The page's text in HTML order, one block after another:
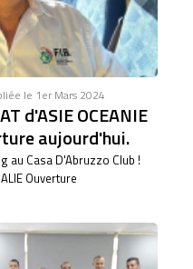
le 1er Mars 2024
d'ASIE OCEANIE
aujourd'hui.
au Casa D'Abruzzo Club !
Ouverture